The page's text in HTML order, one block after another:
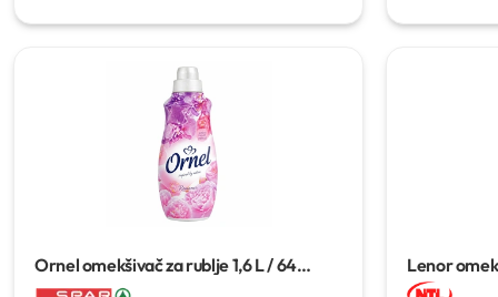
Ornel omekšivač za rublje1,6 L / 64
pranja
Lenor